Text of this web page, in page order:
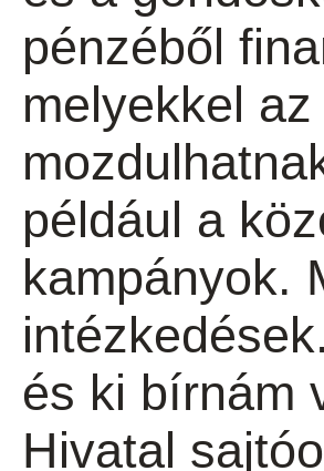
pénzéből
melyekkel
például a
kampányok.
és ki bírnám
Hivatal